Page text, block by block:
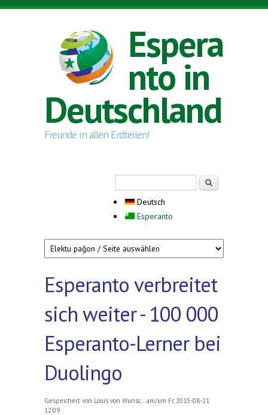
Direkt zum Inhalt
Espera
nto in
Deutschland
Freunde in allen Erdteilen!
Deutsch
Esperanto
Esperanto verbreitet
sich weiter - 100 000
Esperanto-Lerner bei
Duolingo
Gespeichert von Louis von Wunsc...
am/um Fr, 2015-08-21
12:09